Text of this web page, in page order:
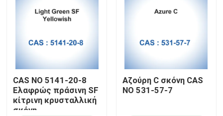
Σπίτι
CAS NO 5141-20-8
Ελαφρώς πράσινη SF
κίτρινη κρυσταλλική
σκόνη
Αζούρη C σκόνη CAS
NO 531-57-7